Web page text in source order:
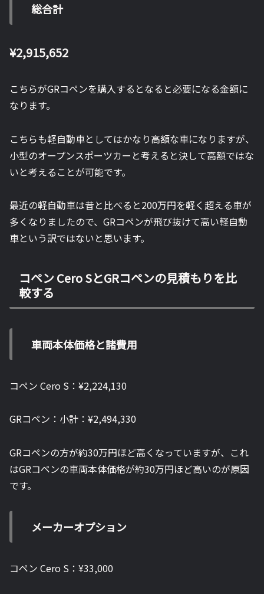
総合計
¥2,915,652
こちらがGRコペンを購入するとなると必要になる金額に
なります。
こちらも軽自動車としてはかなり高額な車になりますが、
小型のオープンスポーツカーと考えると決して高額ではな
いと考えることが可能です。
最近の軽自動車は昔と比べると200万円を軽く超える車が
多くなりましたので、GRコペンが飛び抜けて高い軽自動
車という訳ではないと思います。
コペン Cero SとGRコペンの見積もりを比
較する
車両本体価格と諸費用
コペン Cero S： ¥2,224,130
GRコペン：小計： ¥2,494,330
GRコペンの方が約30万円ほど高くなっていますが、これ
はGRコペンの車両本体価格が約30万円ほど高いのが原因
です。
メーカーオプション
コペン Cero S： ¥33,000